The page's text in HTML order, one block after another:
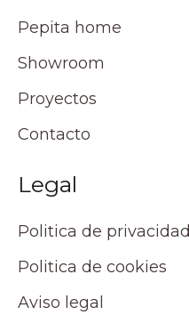
Pepita home
Showroom
Proyectos
Contacto
Legal
Politica de privacidad
Politica de cookies
Aviso legal